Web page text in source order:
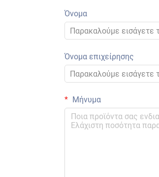
Όνομα
Όνομα επιχείρησης
Μήνυμα